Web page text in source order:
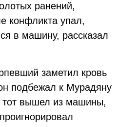
ранений,
конфликта упал,
в машину, рассказал
заметил кровь
подбежал к Мурадяну
тот вышел из машины,